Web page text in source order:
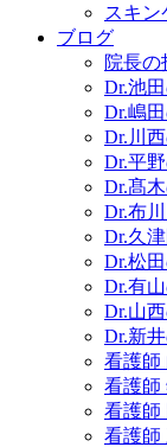
スキン
ブログ
院長の
Dr.池
Dr.嶋
Dr.川
Dr.平
Dr.髙
Dr.布
Dr.久
Dr.松
Dr.有
Dr.山
Dr.新
看護師
看護師
看護師
看護師